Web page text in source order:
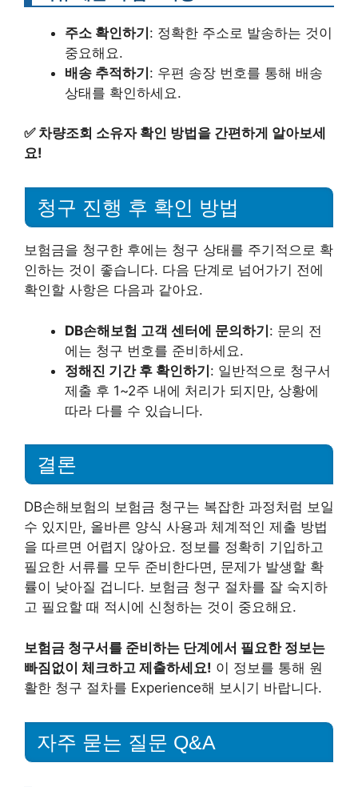
주소 확인하기: 정확한 주소로 발송하는 것이
중요해요.
배송 추적하기: 우편 송장 번호를 통해 배송
상태를 확인하세요.
✅ 차량조회 소유자 확인 방법을 간편하게 알아보세
요!
청구 진행 후 확인 방법
보험금을 청구한 후에는 청구 상태를 주기적으로 확
인하는 것이 좋습니다. 다음 단계로 넘어가기 전에
확인할 사항은 다음과 같아요.
DB손해보험 고객 센터에 문의하기: 문의 전
에는 청구 번호를 준비하세요.
정해진 기간 후 확인하기: 일반적으로 청구서
제출 후 1~2주 내에 처리가 되지만, 상황에
따라 다를 수 있습니다.
결론
DB손해보험의 보험금 청구는 복잡한 과정처럼 보일
수 있지만, 올바른 양식 사용과 체계적인 제출 방법
을 따르면 어렵지 않아요. 정보를 정확히 기입하고
필요한 서류를 모두 준비한다면, 문제가 발생할 확
률이 낮아질 겁니다. 보험금 청구 절차를 잘 숙지하
고 필요할 때 적시에 신청하는 것이 중요해요.
보험금 청구서를 준비하는 단계에서 필요한 정보는
빠짐없이 체크하고 제출하세요! 이 정보를 통해 원
활한 청구 절차를 Experience해 보시기 바랍니다.
자주 묻는 질문 Q&A